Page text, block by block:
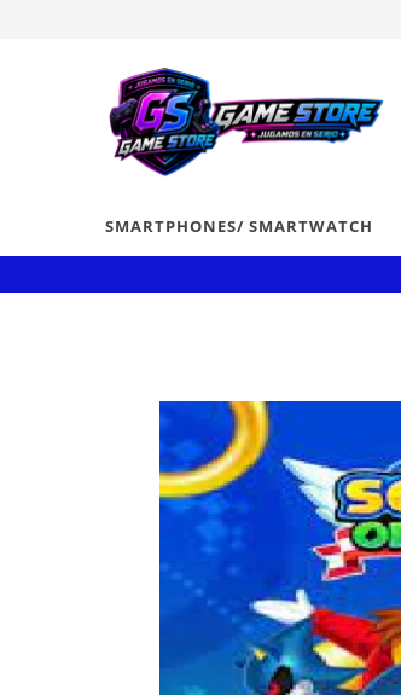
SMARTPHONES/ SMARTWATCH